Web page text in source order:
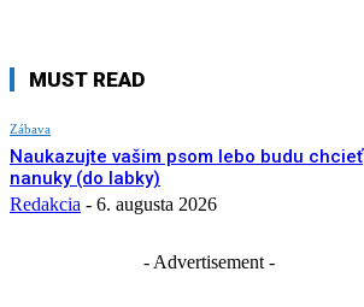
MUST READ
Zábava
Naukazujte vašim psom lebo budu chcieť
nanuky (do labky)
Redakcia - 6. augusta 2026
- Advertisement -